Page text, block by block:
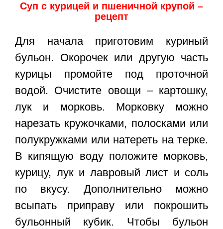
Суп с курицей и пшеничной крупой –
рецепт
Для начала приготовим куриный
бульон. Окорочек или другую часть
курицы промойте под проточной
водой. Очистите овощи – картошку,
лук и морковь. Морковку можно
нарезать кружочками, полосками или
полукружками или натереть на терке.
В кипящую воду положите морковь,
курицу, лук и лавровый лист и соль
по вкусу. Дополнительно можно
всыпать приправу или покрошить
бульонный кубик. Чтобы бульон